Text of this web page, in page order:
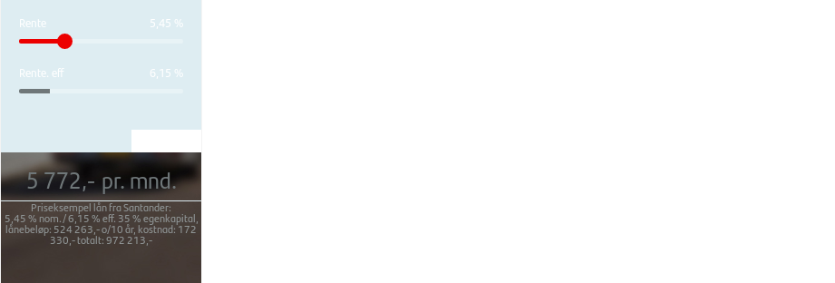
5,45 %
Rente
6,15 %
Rente. eff
5 772,- pr. mnd.
Priseksempel lån fra Santander:
5,45 % nom./6,15 %eff. 35 %egenkapital,
lånebeløp: 524 263,-o/10 år, kostnad:172
330,-totalt:972 213,-